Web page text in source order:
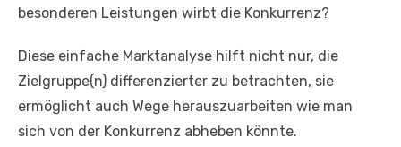
besonderen Leistungen wirbt die Konkurrenz?
Diese einfache Marktanalyse hilft nicht nur, die
Zielgruppe(n) differenzierter zu betrachten, sie
ermöglicht auch Wege herauszuarbeiten wie man
sich von der Konkurrenz abheben könnte.